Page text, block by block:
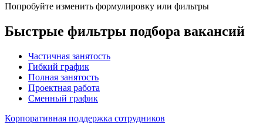
Попробуйте изменить формулировку или фильтры
Быстрые фильтры подбора вакансий
Частичная занятость
Гибкий график
Полная занятость
Проектная работа
Сменный график
Корпоративная поддержка сотрудников